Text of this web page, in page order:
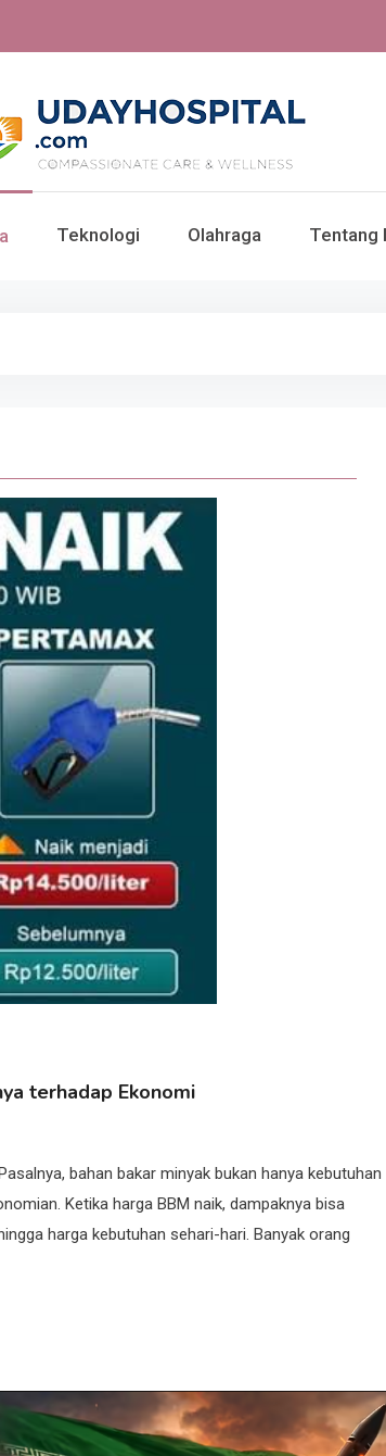
Berita,
Teknologi Olahraga Tentang
terhadap Ekonomi
bahan bakar minyak bukan hanya kebutuhan
Ketika harga BBM naik, dampaknya bisa
harga kebutuhan sehari-hari. Banyak orang